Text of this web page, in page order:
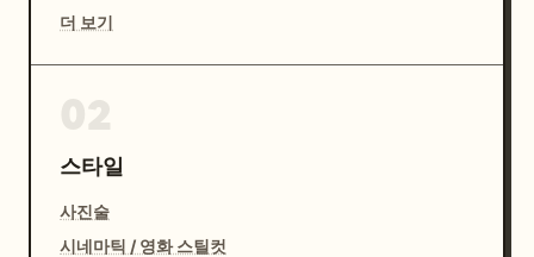
더 보기
스타일
사진술
시네마틱 / 영화 스틸컷